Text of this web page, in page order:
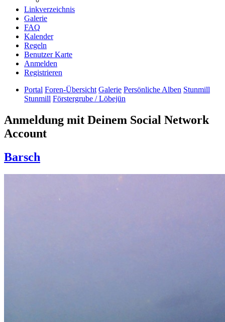
Linkverzeichnis
Galerie
FAQ
Kalender
Regeln
Benutzer Karte
Anmelden
Registrieren
Portal Foren-Übersicht Galerie Persönliche Alben Stunmill
Stunmill Förstergrube / Löbejün
Anmeldung mit Deinem Social Network
Account
Barsch